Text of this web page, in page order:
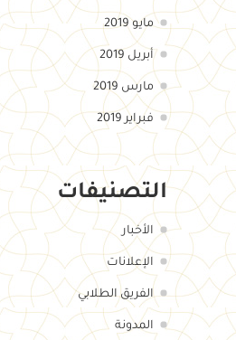
مايو 2019
أبريل 2019
مارس 2019
فبراير 2019
التصنيفات
الأخبار
الإعلانات
الفريق الطلابي
المدونة